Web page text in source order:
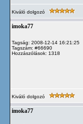
Kiváló dolgozó
imoka77
Tagság: 2008-12-14 16:21:25
Tagszám: #66690
Hozzászólások: 1318
Kiváló dolgozó
imoka77